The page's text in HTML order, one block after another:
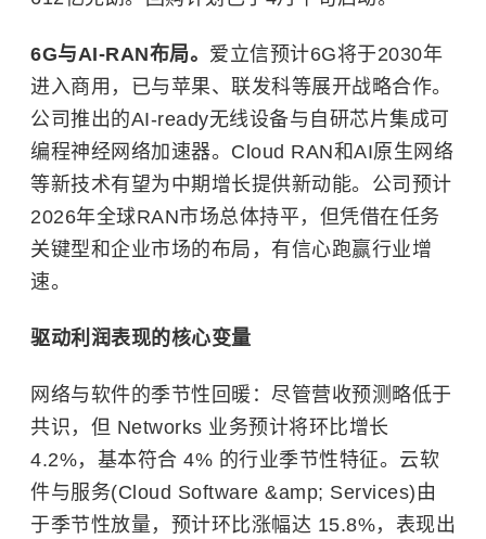
6G与AI-RAN布局。 爱立信预计6G将于2030年
进入商用，已与苹果、联发科等展开战略合作。
公司推出的AI-ready无线设备与自研芯片集成可
编程神经网络加速器。Cloud RAN和AI原生网络
等新技术有望为中期增长提供新动能。公司预计
2026年全球RAN市场总体持平，但凭借在任务
关键型和企业市场的布局，有信心跑赢行业增
速。
驱动利润表现的核心变量
网络与软件的季节性回暖：尽管营收预测略低于
共识，但 Networks 业务预计将环比增长
4.2%，基本符合 4% 的行业季节性特征。云软
件与服务(Cloud Software &amp; Services)由
于季节性放量，预计环比涨幅达 15.8%，表现出